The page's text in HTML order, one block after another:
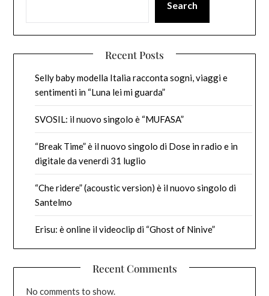
Search
Recent Posts
Selly baby modella Italia racconta sogni, viaggi e
sentimenti in “Luna lei mi guarda”
SVOSIL: il nuovo singolo è “MUFASA”
“Break Time” è il nuovo singolo di Dose in radio e in
digitale da venerdì 31 luglio
“Che ridere” (acoustic version) è il nuovo singolo di
Santelmo
Erisu: è online il videoclip di “Ghost of Ninive”
Recent Comments
No comments to show.